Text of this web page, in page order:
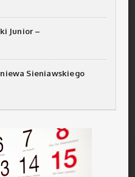
Junior –
Sieniawskiego